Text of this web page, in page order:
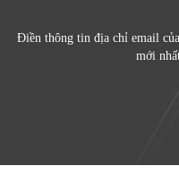
Điền thông tin địa chỉ email
mới